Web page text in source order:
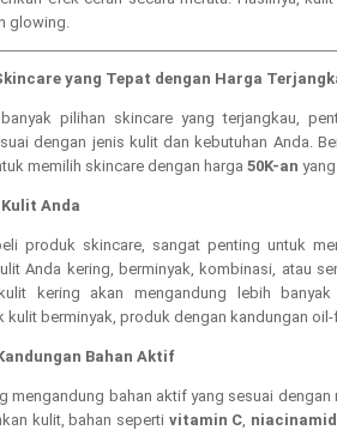
glowing.
yang Tepat dengan Harga
pilihan skincare yang terjangkau,
dengan jenis kulit dan kebutuhan Anda.
memilih skincare dengan harga 50K-an
Anda
produk skincare, sangat penting untuk
Anda kering, berminyak, kombinasi, atau
kering akan mengandung lebih banyak
kulit berminyak, produk dengan kandungan
Bahan Aktif
mengandung bahan aktif yang sesuai dengan
kulit, bahan seperti vitamin C